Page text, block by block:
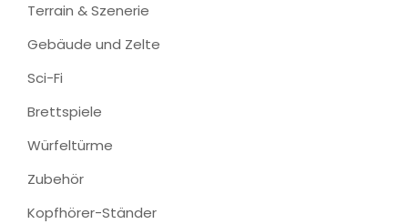
Terrain & Szenerie
Gebäude und Zelte
Sci-Fi
Brettspiele
Würfeltürme
Zubehör
Kopfhörer-Ständer